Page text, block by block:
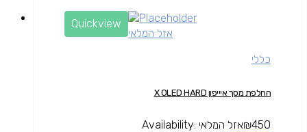
Quickview
אזל המלאי
כללי
החלפת מסך איייפון X OLED HARD
₪450
Availability: אזל המלאי